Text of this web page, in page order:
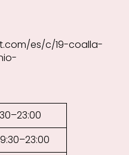
es/c/19-coalla-